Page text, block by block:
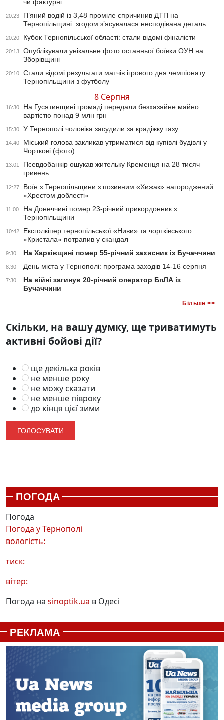
чи фактурні
20:23
П’яний водій із 3,48 проміле спричинив ДТП на
Тернопільщині: згодом з’ясувалася несподівана деталь
20:20 Кубок Тернопільської області: стали відомі фіналісти
20:13
Опублікували унікальне фото останньої боївки ОУН на
Зборівщині
20:10
Стали відомі результати матчів ігрового дня чемпіонату
Тернопільщини з футболу
8 Серпня
16:30
На Гусятинщині громаді передали безхазяйне майно
вартістю понад 9 млн грн
15:30 У Тернополі чоловіка засудили за крадіжку газу
14:40
Міський голова закликав утриматися від купівлі будівлі у
Чорткові (фото)
13:01
Псевдобанкір ошукав жительку Кременця на 28 тисяч
гривень
12:27
Воїн з Тернопільщини з позивним «Хижак» нагороджений
«Хрестом доблесті»
11:00
На Донеччині помер 23-річний прикордонник з
Тернопільщини
10:42
Ексголкіпер тернопільської «Ниви» та чортківського
«Кристала» потрапив у скандал
9:30 На Харківщині помер 55-річний захисник із Бучаччини
8:30 День міста у Тернополі: програма заходів 14-16 серпня
7:30
На війні загинув 20-річний оператор БпЛА із
Бучаччини
Більше >>
Скільки, на вашу думку, ще триватимуть
активні бойові дії?
ще декілька років
не менше року
не можу сказати
не менше півроку
до кінця цієї зими
ПОГОДА
Погода
Погода уТернополі
вологість:
тиск:
вітер:
Погода на sinoptik.ua в Одесі
РЕКЛАМА